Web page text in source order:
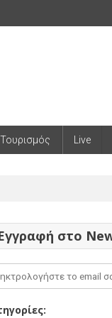
Τουρισμός Live
στο